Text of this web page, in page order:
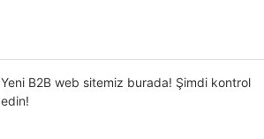
Yeni B2B web sitemiz burada! Şimdi kontrol
edin!